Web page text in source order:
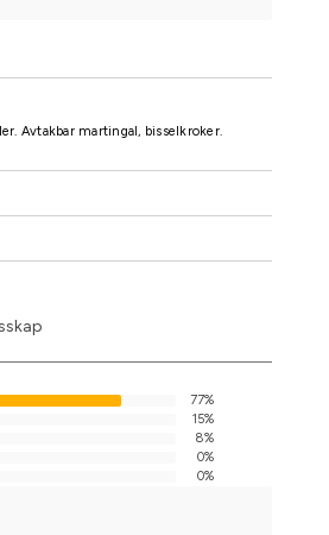
Avtakbar martingal, bisselkroker.
77%
15%
8%
0%
0%